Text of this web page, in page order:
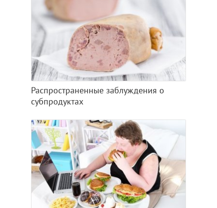
Распространенные заблуждения о
субпродуктах